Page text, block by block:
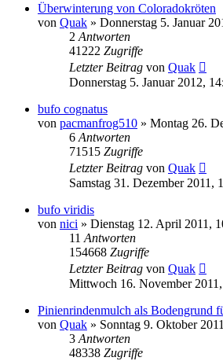
Überwinterung von Coloradokröten
von Quak » Donnerstag 5. Januar
2 Antworten
41222 Zugriffe
Letzter Beitrag von Quak
Donnerstag 5. Januar 2012,
bufo cognatus
von pacmanfrog510 » Montag 26.
6 Antworten
71515 Zugriffe
Letzter Beitrag von Quak
Samstag 31. Dezember 2011,
bufo viridis
von nici » Dienstag 12. April 2011,
11 Antworten
154668 Zugriffe
Letzter Beitrag von Quak
Mittwoch 16. November
Pinienrindenmulch als Bodengrund
von Quak » Sonntag 9. Oktober
3 Antworten
48338 Zugriffe